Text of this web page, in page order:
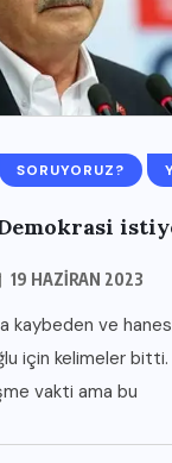
SORUYORUZ?
19 HAZIRAN 2023
kaybeden ve
için kelimeler
vakti ama bu